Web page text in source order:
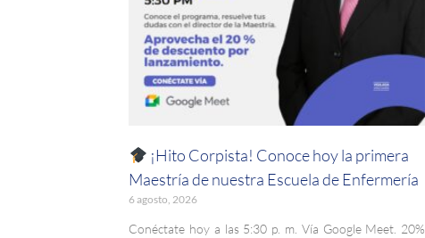
¡Hito Corpista! Conoce hoy la primera
Maestría de nuestra Escuela de Enfermería
6 agosto, 2026
Conéctate hoy a las 5:30 p. m. Vía Google Meet. 20%